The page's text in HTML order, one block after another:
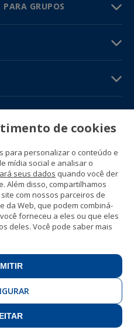
GRUPOS
de cookies
para personalizar o conteúdo e
mídia social e analisar o
seus dados quando você der
Além disso, compartilhamos
com nossos parceiros de
da Web, que podem combiná-
forneceu a eles ou que eles
deles. Você pode saber mais